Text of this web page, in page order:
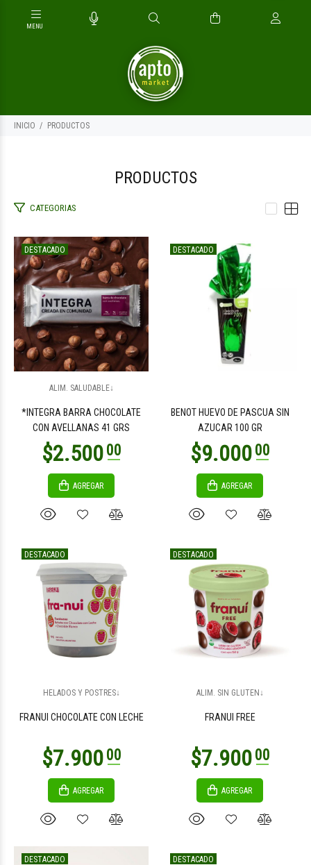
INICIO PRODUCTOS
PRODUCTOS
CATEGORIAS
DESTACADO
ALIM. SALUDABLE↓
*INTEGRA BARRA CHOCOLATE
CON AVELLANAS 41 GRS
AGREGAR
DESTACADO
BENOT HUEVO DE PASCUA SIN
AZUCAR 100 GR
AGREGAR
DESTACADO
HELADOS Y POSTRES↓
FRANUI CHOCOLATE CON LECHE
AGREGAR
DESTACADO
ALIM. SIN GLUTEN↓
FRANUI FREE
AGREGAR
DESTACADO DESTACADO
$27.000